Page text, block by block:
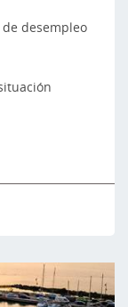
desempleo